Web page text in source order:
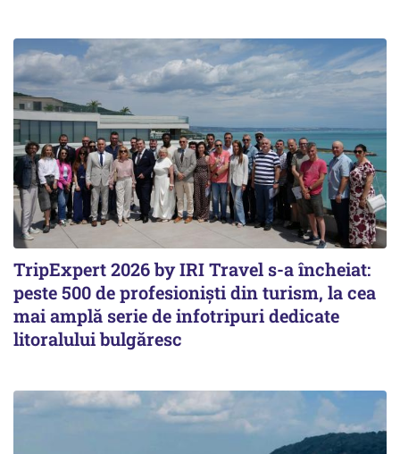
TripExpert 2026 by IRI Travel s-a încheiat:
peste 500 de profesioniști din turism, la cea
mai amplă serie de infotripuri dedicate
litoralului bulgăresc